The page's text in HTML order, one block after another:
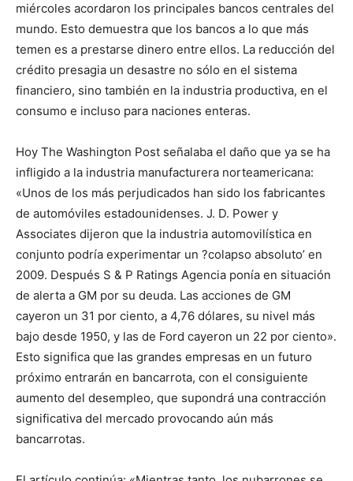
miércoles acordaron los principales bancos centrales del
mundo. Esto demuestra que los bancos a lo que más
temen es a prestarse dinero entre ellos. La reducción del
crédito presagia un desastre no sólo en el sistema
financiero, sino también en la industria productiva, en el
consumo e incluso para naciones enteras.
Hoy The Washington Post señalaba el daño que ya se ha
infligido a la industria manufacturera norteamericana:
«Unos de los más perjudicados han sido los fabricantes
de automóviles estadounidenses. J. D. Power y
Associates dijeron que la industria automovilística en
conjunto podría experimentar un ?colapso absoluto’ en
2009. Después S & P Ratings Agencia ponía en situación
de alerta a GM por su deuda. Las acciones de GM
cayeron un 31 por ciento, a 4,76 dólares, su nivel más
bajo desde 1950, y las de Ford cayeron un 22 por ciento».
Esto significa que las grandes empresas en un futuro
próximo entrarán en bancarrota, con el consiguiente
aumento del desempleo, que supondrá una contracción
significativa del mercado provocando aún más
bancarrotas.